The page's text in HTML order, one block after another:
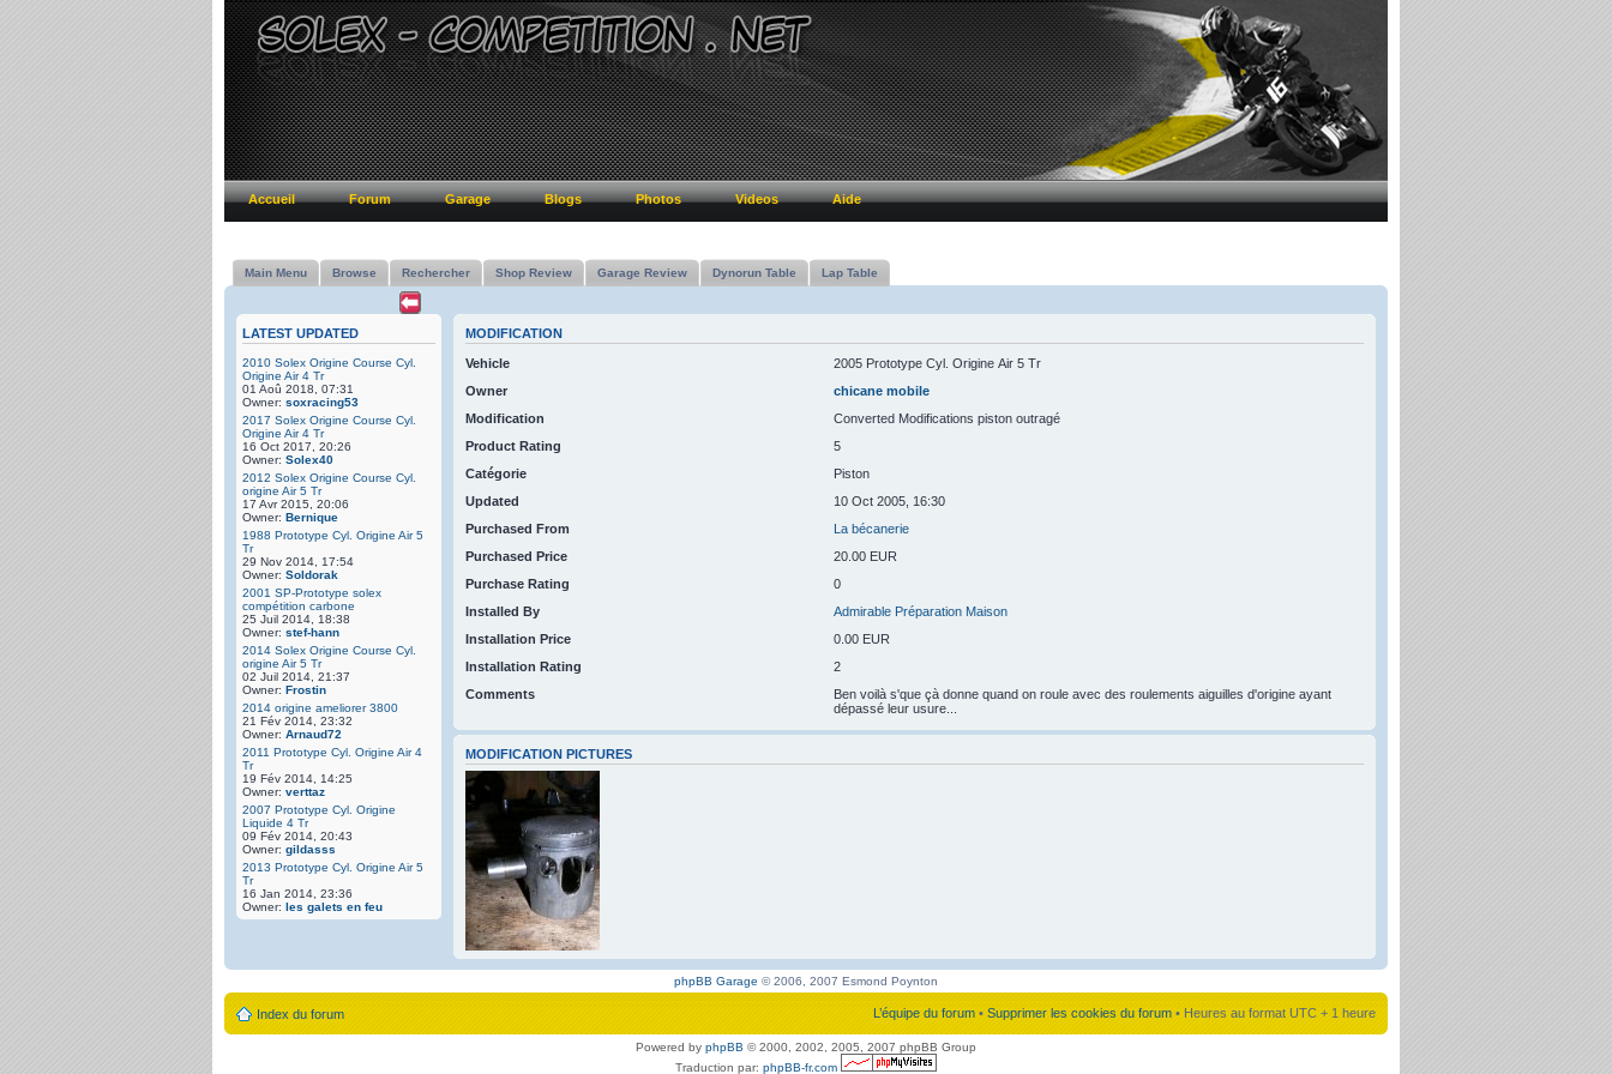
Accueil Forum Garage Blogs Photos Videos Aide
Main Menu Browse Rechercher Shop Review Garage Review Dynorun Table Lap Table
LATEST UPDATED
2010 Solex Origine Course Cyl.
Origine Air 4 Tr
01 Aoû 2018, 07:31
Owner: soxracing53
2017 Solex Origine Course Cyl.
Origine Air 4 Tr
16 Oct 2017, 20:26
Owner: Solex40
2012 Solex Origine Course Cyl.
origine Air 5 Tr
17 Avr 2015, 20:06
Owner: Bernique
1988 Prototype Cyl. Origine Air 5
Tr
29 Nov 2014, 17:54
Owner: Soldorak
2001 SP-Prototype solex
compétition carbone
25 Juil 2014, 18:38
Owner: stef-hann
2014 Solex Origine Course Cyl.
origine Air 5 Tr
02 Juil 2014, 21:37
Owner: Frostin
2014 origine ameliorer 3800
21 Fév 2014, 23:32
Owner: Arnaud72
2011 Prototype Cyl. Origine Air 4
Tr
19 Fév 2014, 14:25
Owner: verttaz
2007 Prototype Cyl. Origine
Liquide 4 Tr
09 Fév 2014, 20:43
Owner: gildasss
2013 Prototype Cyl. Origine Air 5
Tr
16 Jan 2014, 23:36
Owner: les galets en feu
MODIFICATION
Vehicle
2005 Prototype Cyl. Origine Air 5 Tr
Owner
chicane mobile
Modification
Converted Modifications piston outragé
Product Rating
5
Catégorie
Piston
Updated
10 Oct 2005, 16:30
Purchased From
La bécanerie
Purchased Price
20.00 EUR
Purchase Rating
0
Installed By
Admirable Préparation Maison
Installation Price
0.00 EUR
Installation Rating
2
Comments
Ben voilà s'que çà donne quand on roule avec des roulements aiguilles d'origine ayant
dépassé leur usure...
MODIFICATION PICTURES
phpBB Garage © 2006, 2007 Esmond Poynton
Index du forum L’équipe du forum • Supprimer les cookies du forum • Heures au format UTC + 1 heure
Powered by phpBB © 2000, 2002, 2005, 2007 phpBB Group
Traduction par: phpBB-fr.com